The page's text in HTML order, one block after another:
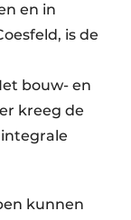
en in
is de
bouw- en
kreeg de
kunnen